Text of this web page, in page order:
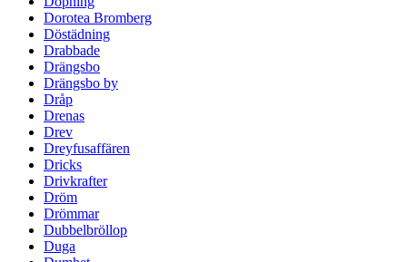
Dorotea Bromberg
Döstädning
Drabbade
Drängsbo
Drängsbo by
Dråp
Drenas
Drev
Dreyfusaffären
Dricks
Drivkrafter
Dröm
Drömmar
Dubbelbröllop
Duga